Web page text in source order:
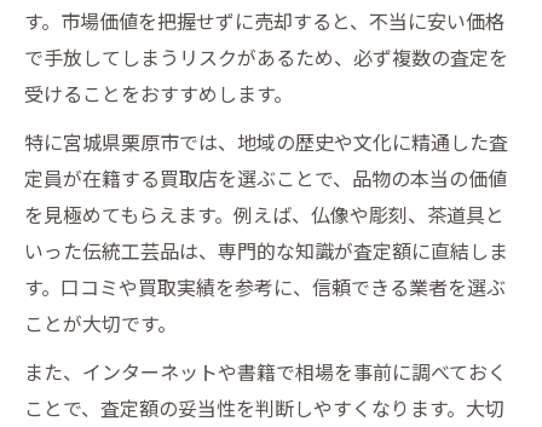
す。市場価値を把握せずに売却すると、不当に安い価格
で手放してしまうリスクがあるため、必ず複数の査定を
受けることをおすすめします。
特に宮城県栗原市では、地域の歴史や文化に精通した査
定員が在籍する買取店を選ぶことで、品物の本当の価値
を見極めてもらえます。例えば、仏像や彫刻、茶道具と
いった伝統工芸品は、専門的な知識が査定額に直結しま
す。口コミや買取実績を参考に、信頼できる業者を選ぶ
ことが大切です。
また、インターネットや書籍で相場を事前に調べておく
ことで、査定額の妥当性を判断しやすくなります。大切